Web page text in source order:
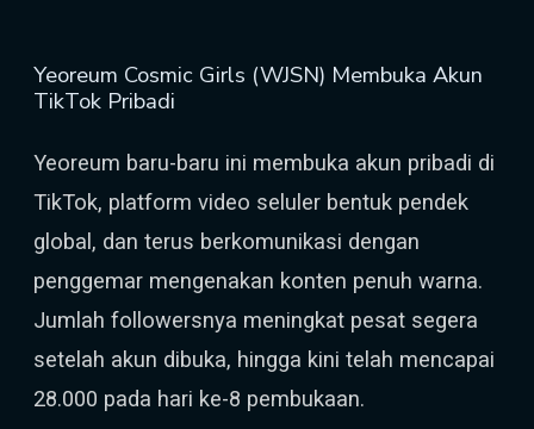
Yeoreum Cosmic Girls (WJSN) Membuka Akun
TikTok Pribadi
Yeoreum baru-baru ini membuka akun pribadi di
TikTok, platform video seluler bentuk pendek
global, dan terus berkomunikasi dengan
penggemar mengenakan konten penuh warna.
Jumlah followersnya meningkat pesat segera
setelah akun dibuka, hingga kini telah mencapai
28.000 pada hari ke-8 pembukaan.